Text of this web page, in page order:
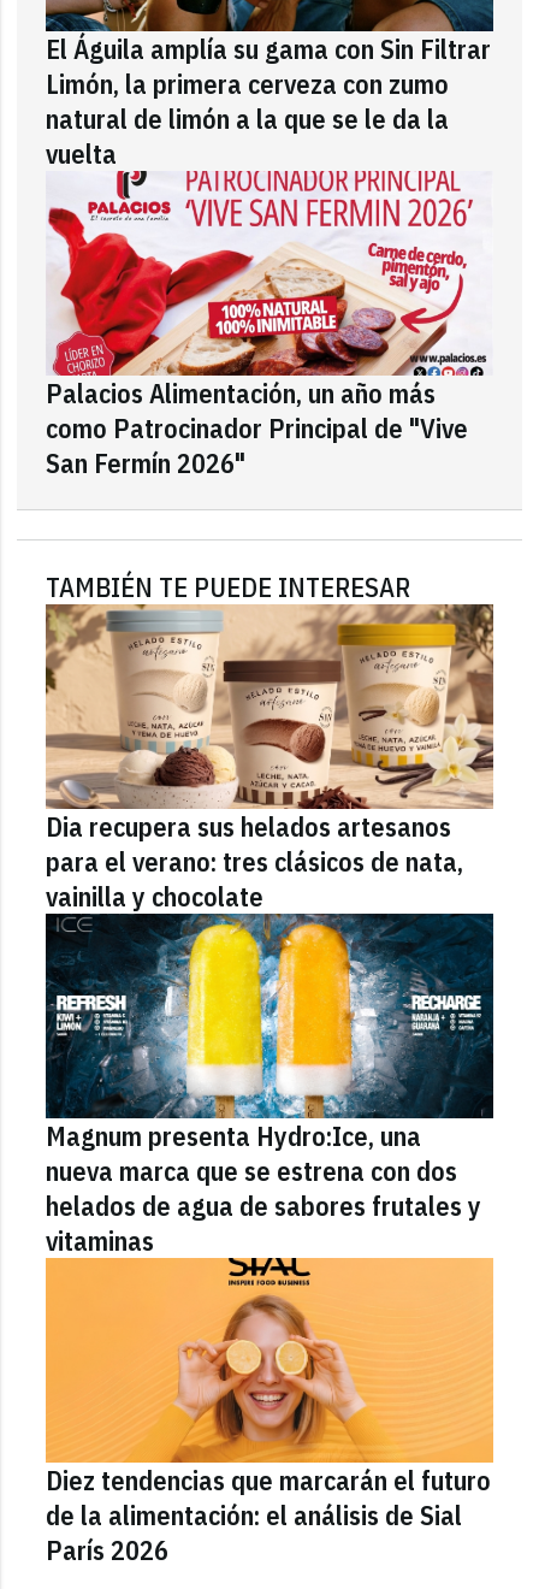
El Águila amplía su gama con Sin Filtrar
Limón, la primera cerveza con zumo
natural de limón a la que se le da la
vuelta
Palacios Alimentación, un año más
como Patrocinador Principal de "Vive
San Fermín 2026"
TAMBIÉN TE PUEDE INTERESAR
Dia recupera sus helados artesanos
para el verano: tres clásicos de nata,
vainilla y chocolate
Magnum presenta Hydro:Ice, una
nueva marca que se estrena con dos
helados de agua de sabores frutales y
vitaminas
Diez tendencias que marcarán el futuro
de la alimentación: el análisis de Sial
París 2026